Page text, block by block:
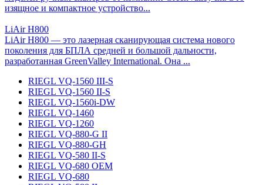
изящное и компактное устройство...
LiAir H800
LiAir H800 — это лазерная сканирующая система нового
поколения для БПЛА средней и большой дальности,
разработанная GreenValley International. Она ...
RIEGL VQ-1560 III-S
RIEGL VQ-1560 II-S
RIEGL VQ-1560i-DW
RIEGL VQ-1460
RIEGL VQ-1260
RIEGL VQ-880-G II
RIEGL VQ-880-GH
RIEGL VQ-580 II-S
RIEGL VQ-680 OEM
RIEGL VQ-680